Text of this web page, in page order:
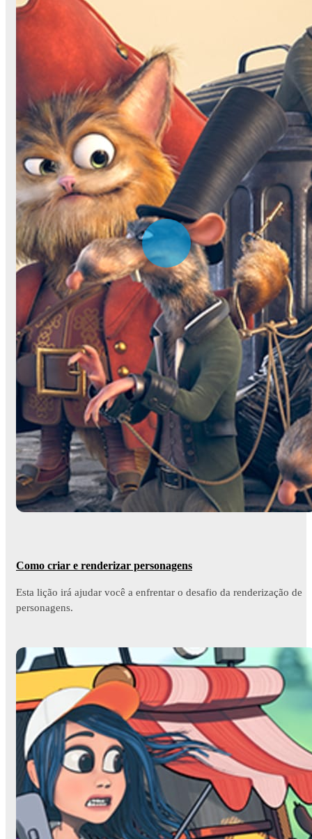
Como criar e renderizar personagens
Esta lição irá ajudar você a enfrentar o desafio da renderização de
personagens.